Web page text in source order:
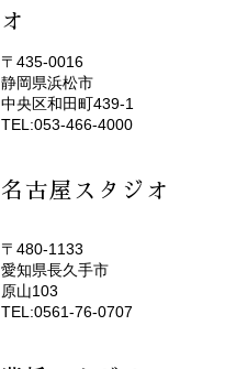
オ
(EMOTOP浜松)
〒435-0016
静岡県浜松市
中央区和田町439-1
TEL:053-466-4000
名古屋スタジオ
(EMOTOP名古屋)
〒480-1133
愛知県長久手市
原山103
TEL:0561-76-0707